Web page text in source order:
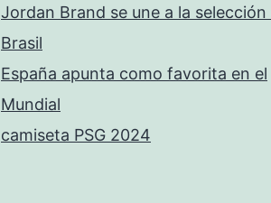
Jordan Brand se une a la selección
Brasil
España apunta como favorita en el
Mundial
camiseta PSG 2024